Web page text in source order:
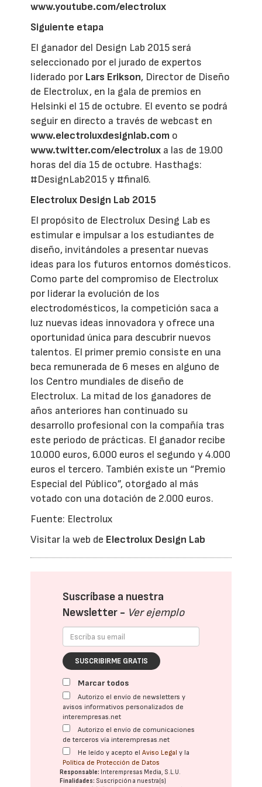
www.youtube.com/electrolux
Siguiente etapa
El ganador del Design Lab 2015 será
seleccionado por el jurado de expertos
liderado por Lars Erikson, Director de Diseño
de Electrolux, en la gala de premios en
Helsinki el 15 de octubre. El evento se podrá
seguir en directo a través de webcast en
www.electroluxdesignlab.com o
www.twitter.com/electrolux a las de 19.00
horas del día 15 de octubre. Hasthags:
#DesignLab2015 y #final6.
Electrolux Design Lab 2015
El propósito de Electrolux Desing Lab es
estimular e impulsar a los estudiantes de
diseño, invitándoles a presentar nuevas
ideas para los futuros entornos domésticos.
Como parte del compromiso de Electrolux
por liderar la evolución de los
electrodomésticos, la competición saca a
luz nuevas ideas innovadora y ofrece una
oportunidad única para descubrir nuevos
talentos. El primer premio consiste en una
beca remunerada de 6 meses en alguno de
los Centro mundiales de diseño de
Electrolux. La mitad de los ganadores de
años anteriores han continuado su
desarrollo profesional con la compañía tras
este periodo de prácticas. El ganador recibe
10.000 euros, 6.000 euros el segundo y 4.000
euros el tercero. También existe un “Premio
Especial del Público”, otorgado al más
votado con una dotación de 2.000 euros.
Fuente: Electrolux
Visitar la web de Electrolux Design Lab
Suscríbase a nuestra
Newsletter - Ver ejemplo
SUSCRIBIRME GRATIS
Marcar todos
Autorizo el envío de newsletters y
avisos informativos personalizados de
interempresas.net
Autorizo el envío de comunicaciones
de terceros vía interempresas.net
He leído y acepto elAviso Legal y la
Política de Protección de Datos
Responsable: Interempresas Media, S.L.U.
Finalidades: Suscripción a nuestra(s)